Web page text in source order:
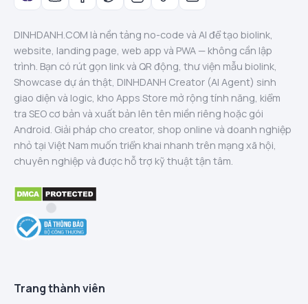
DINHDANH.COM là nền tảng no-code và AI để tạo biolink,
website, landing page, web app và PWA — không cần lập
trình. Bạn có rút gọn link và QR động, thư viện mẫu biolink,
Showcase dự án thật, DINHDANH Creator (AI Agent) sinh
giao diện và logic, kho Apps Store mở rộng tính năng, kiểm
tra SEO cơ bản và xuất bản lên tên miền riêng hoặc gói
Android. Giải pháp cho creator, shop online và doanh nghiệp
nhỏ tại Việt Nam muốn triển khai nhanh trên mạng xã hội,
chuyên nghiệp và được hỗ trợ kỹ thuật tận tâm.
Trang thành viên